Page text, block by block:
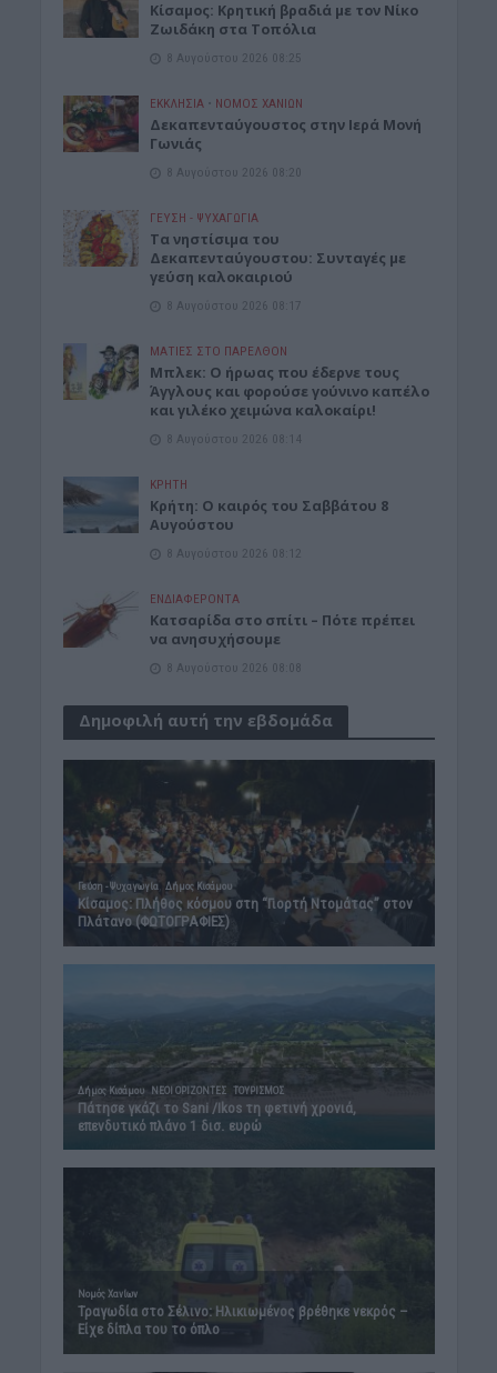
Kίσαμος: Κρητική βραδιά με τον Νίκο
Ζωιδάκη στα Τοπόλια
8 Αυγούστου 2026 08:25
ΕΚΚΛΗΣΙΑ • ΝΟΜΌΣ ΧΑΝΊΩΝ
Δεκαπενταύγουστος στην Ιερά Μονή
Γωνιάς
8 Αυγούστου 2026 08:20
ΓΕΎΣΗ - ΨΥΧΑΓΩΓΊΑ
Τα νηστίσιμα του
Δεκαπενταύγουστου: Συνταγές με
γεύση καλοκαιριού
8 Αυγούστου 2026 08:17
ΜΑΤΙΕΣ ΣΤΟ ΠΑΡΕΛΘΟΝ
Μπλεκ: O ήρωας που έδερνε τους
Άγγλους και φορούσε γούνινο καπέλο
και γιλέκο χειμώνα καλοκαίρι!
8 Αυγούστου 2026 08:14
ΚΡΗΤΗ
Κρήτη: O καιρός του Σαββάτου 8
Αυγούστου
8 Αυγούστου 2026 08:12
ΕΝΔΙΑΦΕΡΟΝΤΑ
Κατσαρίδα στο σπίτι – Πότε πρέπει
να ανησυχήσουμε
8 Αυγούστου 2026 08:08
Δημοφιλή αυτή την εβδομάδα